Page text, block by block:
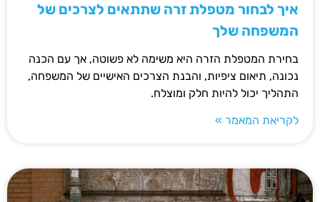
איך לבחור מטפלת זרה שתתאים לצרכים של
המשפחה שלך
בחירת המטפלת הזרה היא משימה לא פשוטה, אך עם הכנה
נכונה, תיאום ציפיות, והבנת הצרכים האישיים של המשפחה,
התהליך יכול להיות חלק ומוצלח.
לקריאת המאמר »